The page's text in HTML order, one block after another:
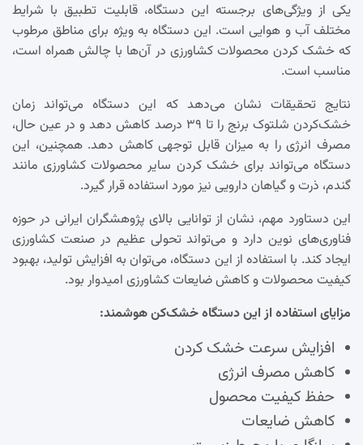
یکی از ویژگی‌های برجسته این دستگاه، قابلیت تطبیق با شرایط
مختلف آب و هوایی است. این دستگاه به ویژه برای مناطق مرطوب
که خشک کردن محصولات کشاورزی در آن‌ها با چالش همراه است،
مناسب است.
نتایج تحقیقات نشان می‌دهد که این دستگاه می‌تواند زمان
خشک‌کردن شلتوک برنج را تا ۳۹ درصد کاهش دهد و در عین حال،
مصرف انرژی را به میزان قابل توجهی کاهش دهد. همچنین، این
دستگاه می‌تواند برای خشک کردن سایر محصولات کشاورزی مانند
گندم، ذرت و گیاهان دارویی نیز مورد استفاده قرار گیرد.
این دستاورد مهم، نشان از توانایی بالای پژوهشگران ایرانی در حوزه
فناوری‌های نوین دارد و می‌تواند تحولی عظیم در صنعت کشاورزی
ایجاد کند. با استفاده از این دستگاه، می‌توان به افزایش تولید، بهبود
کیفیت محصولات و کاهش ضایعات کشاورزی امیدوار بود.
مزایای استفاده از این دستگاه خشک‌کن هوشمند:
افزایش سرعت خشک کردن
کاهش مصرف انرژی
حفظ کیفیت محصول
کاهش ضایعات